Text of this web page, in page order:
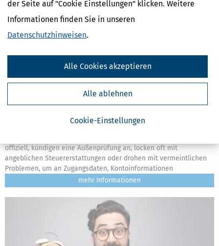
der Seite auf "Cookie Einstellungen" klicken. Weitere
Informationen finden Sie in unseren
Datenschutzhinweisen.
Cookie-Einstellungen
Alle ablehnen
Alle Cookies akzeptieren
Die Finanzämter warnen vor gefälschten
offiziell, kündigen eine Außenprüfung an, locken oft mit
angeblichen Steuererstattungen oder drohen mit vermeintlichen
Problemen, um an Zugangsdaten, Kontoinformationen
mehr